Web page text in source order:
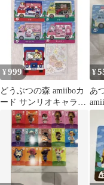
ット
オ
¥ 999
どうぶつの森 amiiboカ
ード サンリオキャラク
ターズ まとめ売り
¥
あ
3枚